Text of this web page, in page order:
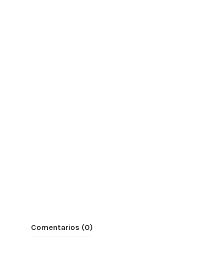
Comentarios (0)